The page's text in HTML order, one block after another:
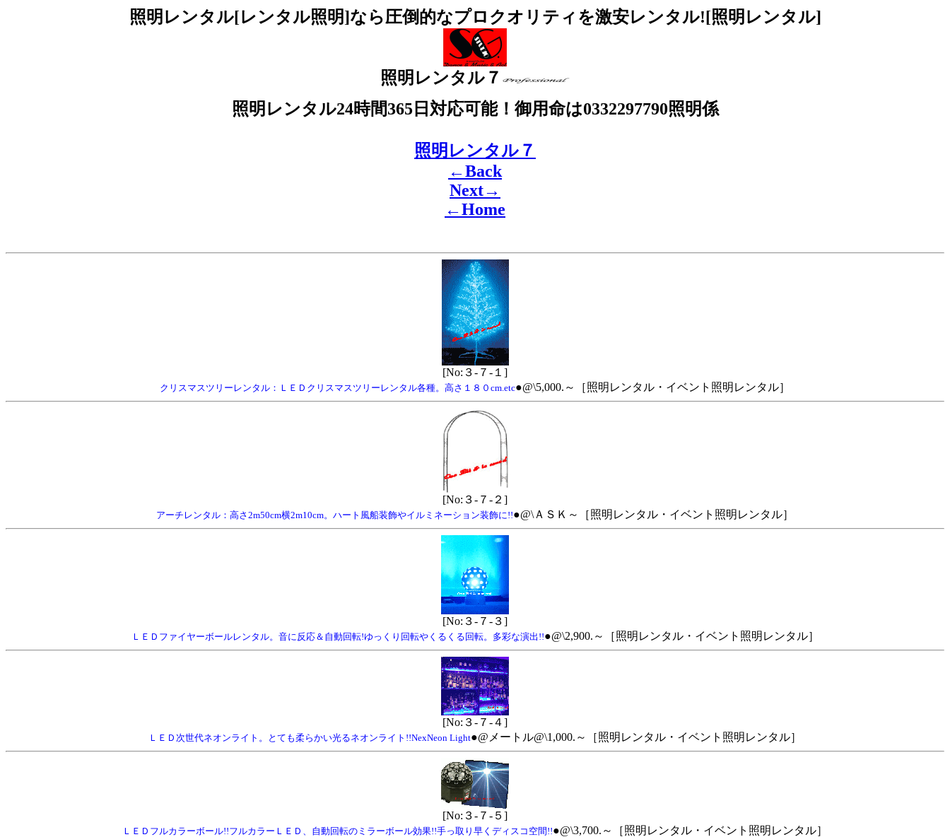
照明レンタル[レンタル照明]なら圧倒的なプロクオリティを激安レンタル![照明レンタル]
照明レンタル７
照明レンタル24時間365日対応可能！御用命は0332297790照明係
照明レンタル７
←Back
Next→
←Home
[No:３-７-１]
クリスマスツリーレンタル：ＬＥＤクリスマスツリーレンタル各種。高さ１８０cm.etc●@\5,000.～［照明レンタル・イベント照明レンタル］
[No:３-７-２]
アーチレンタル：高さ2m50cm横2m10cm。ハート風船装飾やイルミネーション装飾に!!●@\ＡＳＫ～［照明レンタル・イベント照明レンタル］
[No:３-７-３]
ＬＥＤファイヤーボールレンタル。音に反応＆自動回転!ゆっくり回転やくるくる回転。多彩な演出!!●@\2,900.～［照明レンタル・イベント照明レンタル］
[No:３-７-４]
ＬＥＤ次世代ネオンライト。とても柔らかい光るネオンライト!!NexNeon Light●@メートル@\1,000.～［照明レンタル・イベント照明レンタル］
[No:３-７-５]
ＬＥＤフルカラーボール!!フルカラーＬＥＤ、自動回転のミラーボール効果!!手っ取り早くディスコ空間!!●@\3,700.～［照明レンタル・イベント照明レンタル］